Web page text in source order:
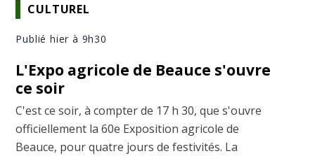
CULTUREL
Publié hier à 9h30
L'Expo agricole de Beauce s'ouvre
ce soir
C'est ce soir, à compter de 17 h 30, que s'ouvre
officiellement la 60e Exposition agricole de
Beauce, pour quatre jours de festivités. La